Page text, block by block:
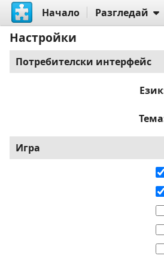
Начало Разгледай
Настройки
Потребителски интерфейс
Език
Тема
Игра